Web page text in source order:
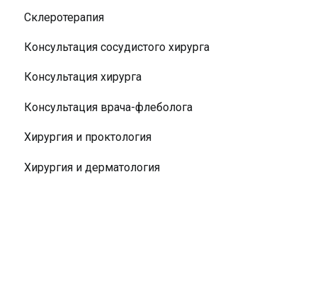
Склеротерапия
Консультация сосудистого хирурга
Консультация хирурга
Консультация врача-флеболога
Хирургия и проктология
Хирургия и дерматология